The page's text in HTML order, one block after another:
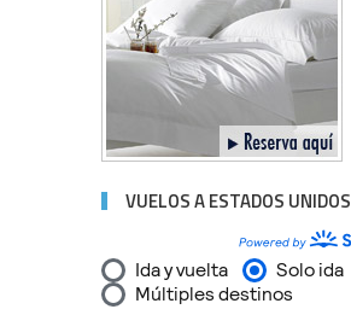
VUELOS A ESTADOS UNIDOS